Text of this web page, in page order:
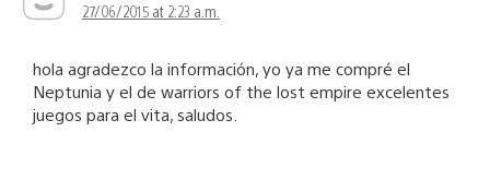
27/06/2015 at 2:23 a.m.
hola agradezco la información, yo ya me compré el
Neptunia y el de warriors of the lost empire excelentes
juegos para el vita, saludos.